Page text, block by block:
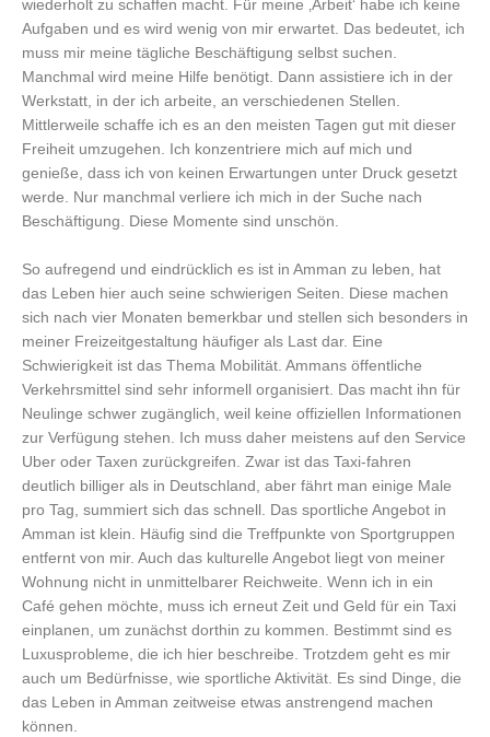
wiederholt zu schaffen macht. Für meine ‚Arbeit‘ habe ich keine
Aufgaben und es wird wenig von mir erwartet. Das bedeutet, ich
muss mir meine tägliche Beschäftigung selbst suchen.
Manchmal wird meine Hilfe benötigt. Dann assistiere ich in der
Werkstatt, in der ich arbeite, an verschiedenen Stellen.
Mittlerweile schaffe ich es an den meisten Tagen gut mit dieser
Freiheit umzugehen. Ich konzentriere mich auf mich und
genieße, dass ich von keinen Erwartungen unter Druck gesetzt
werde. Nur manchmal verliere ich mich in der Suche nach
Beschäftigung. Diese Momente sind unschön.
So aufregend und eindrücklich es ist in Amman zu leben, hat
das Leben hier auch seine schwierigen Seiten. Diese machen
sich nach vier Monaten bemerkbar und stellen sich besonders in
meiner Freizeitgestaltung häufiger als Last dar. Eine
Schwierigkeit ist das Thema Mobilität. Ammans öffentliche
Verkehrsmittel sind sehr informell organisiert. Das macht ihn für
Neulinge schwer zugänglich, weil keine offiziellen Informationen
zur Verfügung stehen. Ich muss daher meistens auf den Service
Uber oder Taxen zurückgreifen. Zwar ist das Taxi-fahren
deutlich billiger als in Deutschland, aber fährt man einige Male
pro Tag, summiert sich das schnell. Das sportliche Angebot in
Amman ist klein. Häufig sind die Treffpunkte von Sportgruppen
entfernt von mir. Auch das kulturelle Angebot liegt von meiner
Wohnung nicht in unmittelbarer Reichweite. Wenn ich in ein
Café gehen möchte, muss ich erneut Zeit und Geld für ein Taxi
einplanen, um zunächst dorthin zu kommen. Bestimmt sind es
Luxusprobleme, die ich hier beschreibe. Trotzdem geht es mir
auch um Bedürfnisse, wie sportliche Aktivität. Es sind Dinge, die
das Leben in Amman zeitweise etwas anstrengend machen
können.